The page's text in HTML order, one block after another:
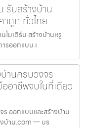
รับสร้างบ้าน
าถูก ทั่วไทย
โมเดิร์น สร้างบ้านหรู
รออกแบบ เ
านครบวงจร
อาชีพจบในที่เดียว
ร ออกแบบและสร้างบ้าน
งบ้าน.com — บร